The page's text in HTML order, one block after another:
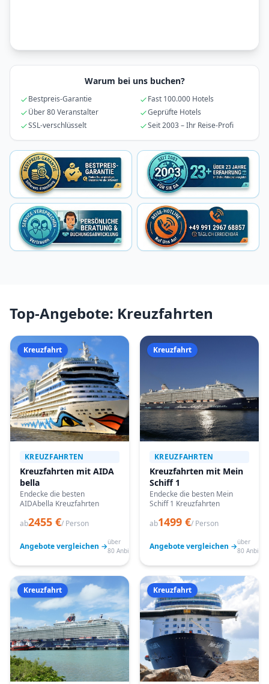
Warum bei uns buchen?
Bestpreis-Garantie
Fast 100.000 Hotels
Über 80 Veranstalter
Geprüfte Hotels
SSL-verschlüsselt
Seit 2003 – Ihr Reise-Profi
Top-Angebote: Kreuzfahrten
Kreuzfahrt
KREUZFAHRTEN
Kreuzfahrten mit AIDA
bella
Endecke die besten
AIDAbella Kreuzfahrten
ab2455 €/ Person
Angebote vergleichen →über
80 Anbieter
Kreuzfahrt
KREUZFAHRTEN
Kreuzfahrten mit Mein
Schiff 1
Endecke die besten Mein
Schiff 1 Kreuzfahrten
ab1499 €/ Person
Angebote vergleichen →über
80
Kreuzfahrt Kreuzfahrt